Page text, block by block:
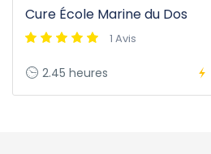
Cure École Marine du Dos
1 Avis
2.45 heures